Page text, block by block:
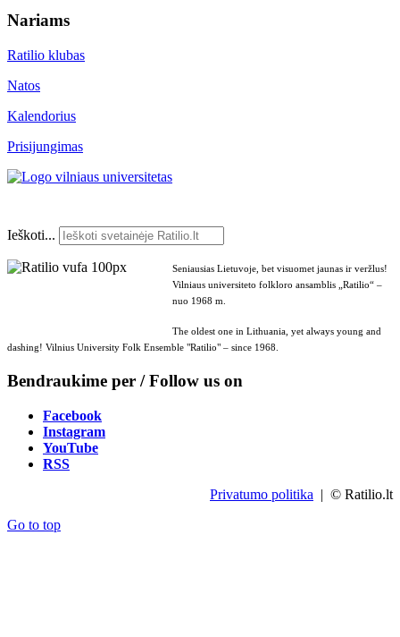
Nariams
Ratilio klubas
Natos
Kalendorius
Prisijungimas
Ieškoti...
Seniausias Lietuvoje, bet visuomet jaunas ir veržlus!
Vilniaus universiteto folkloro ansamblis „Ratilio“ –
nuo 1968 m.
The oldest one in Lithuania, yet always young and
dashing! Vilnius University Folk Ensemble "Ratilio" – since 1968.
Bendraukime per / Follow us on
Facebook
Instagram
YouTube
RSS
Privatumo politika | © Ratilio.lt
Go to top